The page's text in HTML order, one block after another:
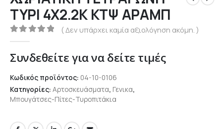
ΤΥΡΙ 4Χ2.2Κ ΚΤΨ ΑΡΑΜΠ
0out of 5
( Δεν υπάρχει καμία αξιολόγηση ακόμη. )
Συνδεθείτε για να δείτε τιμές
Κωδικός προϊόντος: 04-10-0106
Κατηγορίες: Αρτοσκευάσματα, Γενικα,
Μπουγάτσες-Πίτες-Τυροπιτάκια